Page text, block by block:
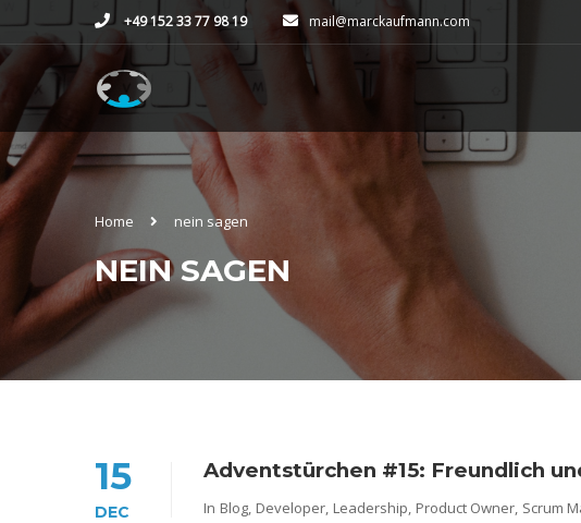
+49 152 33 77 98 19 mail@marckaufmann.com
Home nein sagen
NEIN SAGEN
15
DEC
Adventstürchen #15: Freundlich
In Blog, Developer, Leadership, Product Owner, Scrum